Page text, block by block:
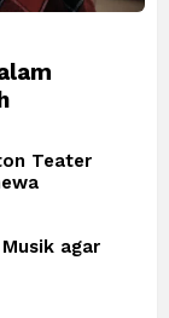
Teater
agar